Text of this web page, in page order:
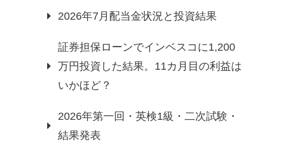
2026年7月配当金状況と投資結果
証券担保ローンでインベスコに1,200
万円投資した結果。11カ月目の利益は
いかほど？
2026年第一回・英検1級・二次試験・
結果発表